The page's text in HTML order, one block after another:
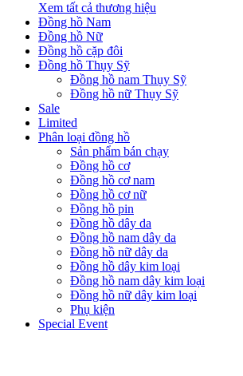
Xem tất cả thương hiệu
Đồng hồ Nam
Đồng hồ Nữ
Đồng hồ cặp đôi
Đồng hồ Thụy Sỹ
Đồng hồ nam Thụy Sỹ
Đồng hồ nữ Thụy Sỹ
Sale
Limited
Phân loại đồng hồ
Sản phẩm bán chạy
Đồng hồ cơ
Đồng hồ cơ nam
Đồng hồ cơ nữ
Đồng hồ pin
Đồng hồ dây da
Đồng hồ nam dây da
Đồng hồ nữ dây da
Đồng hồ dây kim loại
Đồng hồ nam dây kim loại
Đồng hồ nữ dây kim loại
Phụ kiện
Special Event